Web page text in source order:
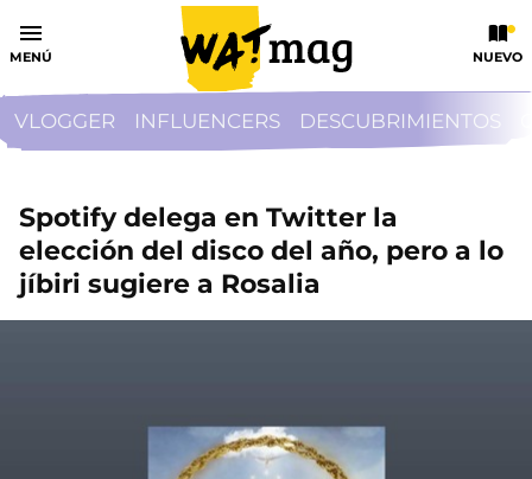
MENÚ NUEVO
VLOGGER INFLUENCERS DESCUBRIMIENTOS
Spotify delega en Twitter la
elección del disco del año, pero a lo
jíbiri sugiere a Rosalia